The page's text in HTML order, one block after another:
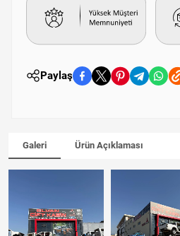
Paylaş
Galeri Ürün Açıklaması